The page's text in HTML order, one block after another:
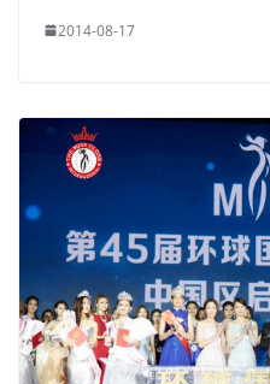
2014-08-17